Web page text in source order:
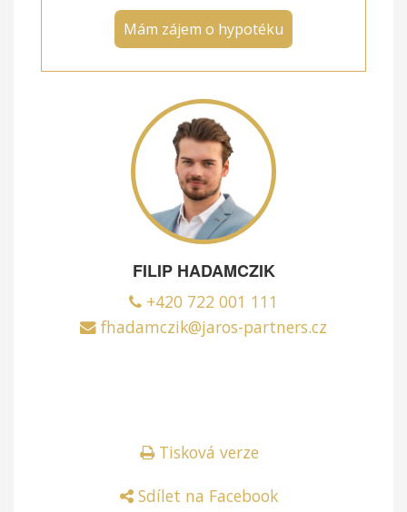
Mám zájem o hypotéku
FILIP HADAMCZIK
+420 722 001 111
fhadamczik@jaros-partners.cz
Tisková verze
Sdílet na Facebook